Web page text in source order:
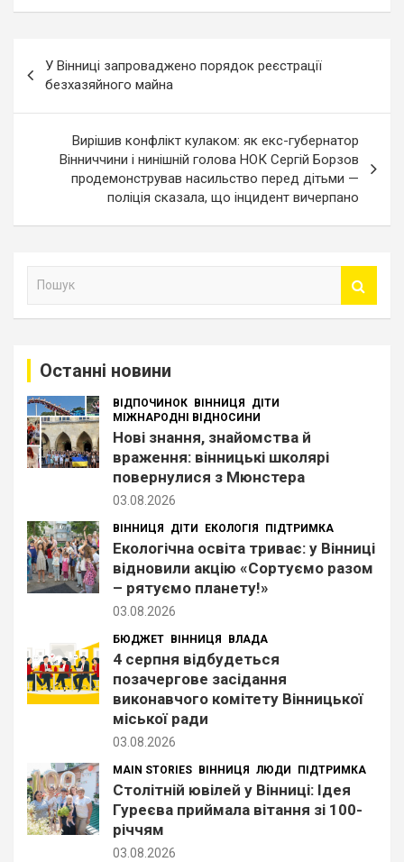
записів
У Вінниці запроваджено порядок реєстрації
безхазяйного майна
Вирішив конфлікт кулаком: як екс-губернатор
Вінниччини і нинішній голова НОК Сергій Борзов
продемонстрував насильство перед дітьми —
поліція сказала, що інцидент вичерпано
Останні новини
ВІДПОЧИНОК ВІННИЦЯ
ДІТИ
МІЖНАРОДНІ ВІДНОСИНИ
Нові знання, знайомства й
враження: вінницькі школярі
повернулися з Мюнстера
03.08.2026
ВІННИЦЯ ДІТИ ЕКОЛОГІЯ ПІДТРИМКА
Екологічна освіта триває: у Вінниці
відновили акцію «Сортуємо разом
– рятуємо планету!»
03.08.2026
БЮДЖЕТ ВІННИЦЯ ВЛАДА
4 серпня відбудеться
позачергове засідання
виконавчого комітету Вінницької
міської ради
03.08.2026
MAIN STORIES ВІННИЦЯ ЛЮДИ ПІДТРИМКА
Столітній ювілей у Вінниці: Ідея
Гуреєва приймала вітання зі 100-
річчям
03.08.2026